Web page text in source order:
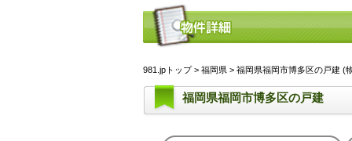
981.jpトップ> 福岡県 > 福岡県福岡市博多区の戸建 (
福岡県福岡市博多区の戸建